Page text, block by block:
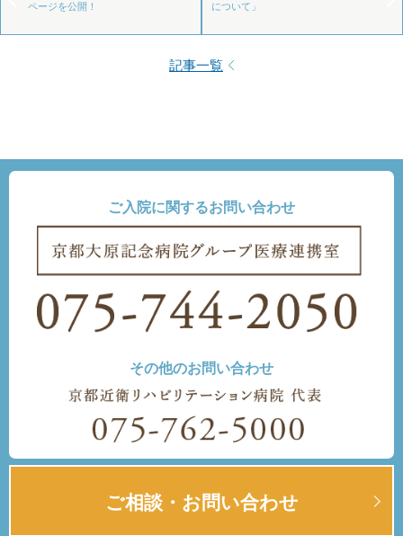
ページを公開！
について」
記事一覧
ご入院に関するお問い合わせ
その他のお問い合わせ
ご相談・お問い合わせ